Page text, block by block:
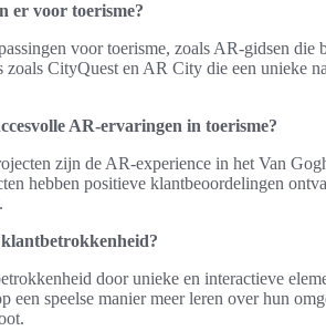
er voor toerisme?
voor toerisme, zoals AR-gidsen die
zoals CityQuest en AR City die een unieke
AR-ervaringen in toerisme?
zijn de AR-experience in het Van
hebben positieve klantbeoordelingen
door unieke en interactieve
een speelse manier meer leren over hun